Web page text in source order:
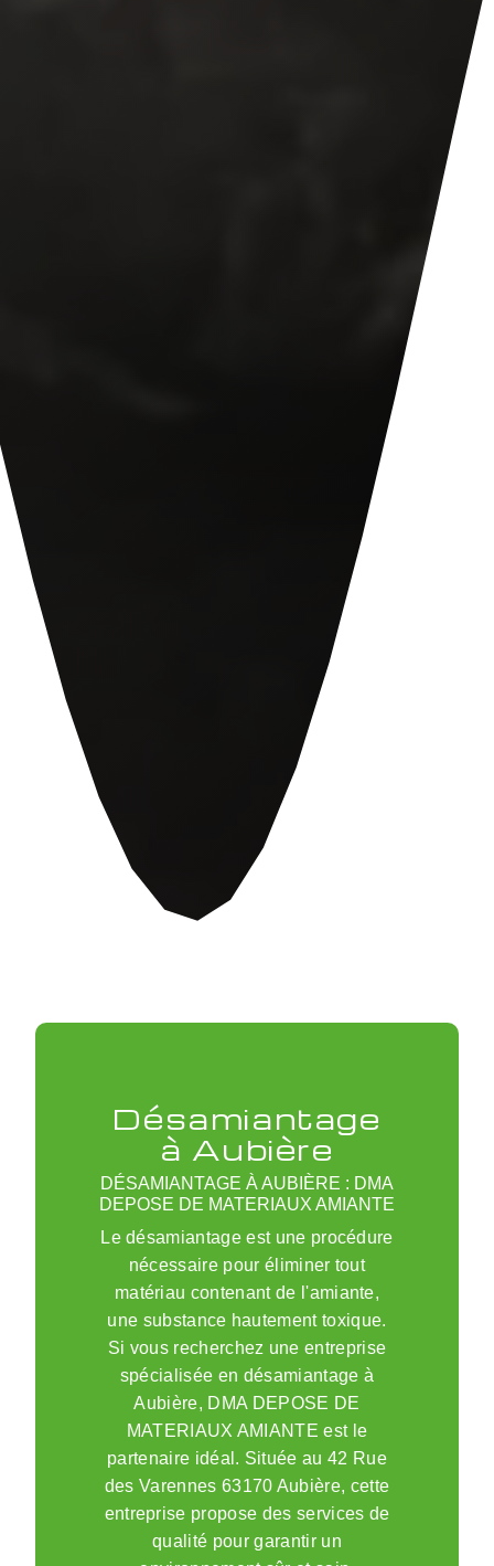
Désamiantage
à Aubière
DÉSAMIANTAGE À AUBIÈRE : DMA
DEPOSE DE MATERIAUX AMIANTE
Le désamiantage est une procédure
nécessaire pour éliminer tout
matériau contenant de l'amiante,
une substance hautement toxique.
Si vous recherchez une entreprise
spécialisée en désamiantage à
Aubière, DMA DEPOSE DE
MATERIAUX AMIANTE est le
partenaire idéal. Située au 42 Rue
des Varennes 63170 Aubière, cette
entreprise propose des services de
qualité pour garantir un